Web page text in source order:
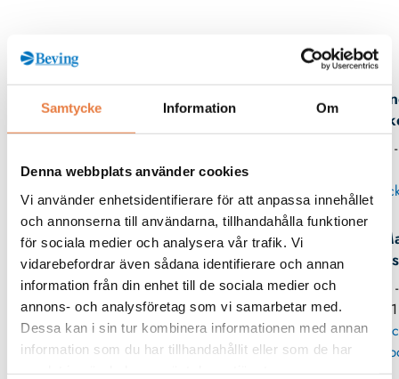
Samtycke Information Om
Denna webbplats använder cookies
Vi använder enhetsidentifierare för att anpassa innehållet
och annonserna till användarna, tillhandahålla funktioner
för sociala medier och analysera vår trafik. Vi
vidarebefordrar även sådana identifierare och annan
information från din enhet till de sociala medier och
annons- och analysföretag som vi samarbetar med.
Dessa kan i sin tur kombinera informationen med annan
information som du har tillhandahållit eller som de har
Kontaktperson